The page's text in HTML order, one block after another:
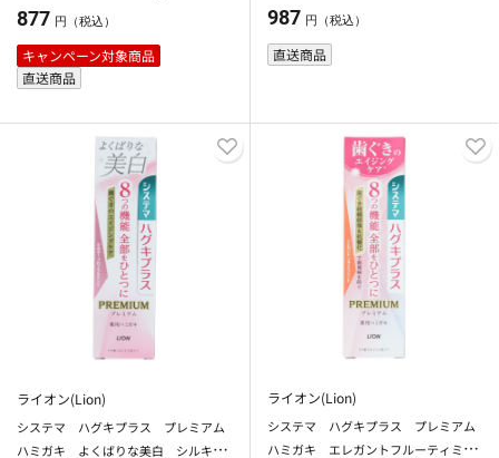
877 円（税込）
キャンペーン対象商品
直送商品
ト ９５ｇ
987 円（税込）
直送商品
ライオン(Lion)
システマ ハグキプラス プレミアム
ハミガキ よくばりな美白 シルキー
ライオン(Lion)
システマ ハグキプラス プレミアム
ハミガキ エレガントフルーティミン